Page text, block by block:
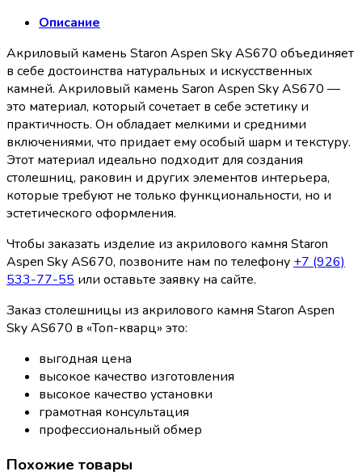
Описание
Акриловый камень Staron Aspen Sky AS670 объединяет
в себе достоинства натуральных и искусственных
камней. Акриловый камень Saron Aspen Sky AS670 —
это материал, который сочетает в себе эстетику и
практичность. Он обладает мелкими и средними
включениями, что придает ему особый шарм и текстуру.
Этот материал идеально подходит для создания
столешниц, раковин и других элементов интерьера,
которые требуют не только функциональности, но и
эстетического оформления.
Чтобы заказать изделие из акрилового камня Staron
Aspen Sky AS670, позвоните нам по телефону +7 (926)
533-77-55 или оставьте заявку на сайте.
Заказ столешницы из акрилового камня Staron Aspen
Sky AS670 в «Топ-кварц» это:
выгодная цена
высокое качество изготовления
высокое качество установки
грамотная консультация
профессиональный обмер
Похожие товары